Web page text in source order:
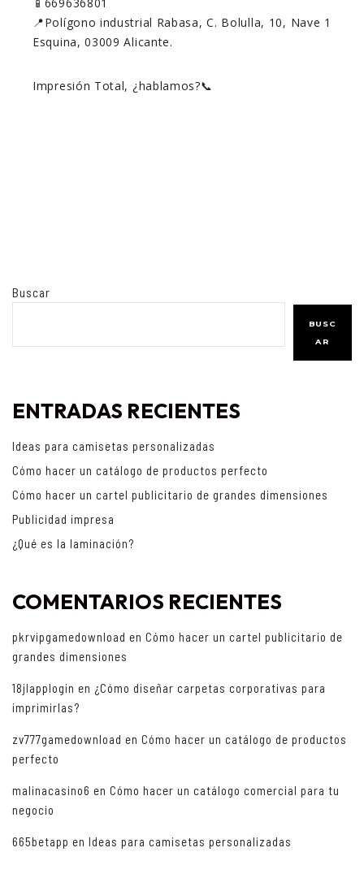
📍Polígono industrial Rabasa, C. Bolulla, 10, Nave 1
Esquina, 03009 Alicante.
Impresión Total, ¿hablamos?📞
Buscar
BUSC
AR
ENTRADAS RECIENTES
Ideas para camisetas personalizadas
Cómo hacer un catálogo de productos perfecto
Cómo hacer un cartel publicitario de grandes dimensiones
Publicidad impresa
¿Qué es la laminación?
COMENTARIOS RECIENTES
pkrvipgamedownload en Cómo hacer un cartel publicitario de
grandes dimensiones
18jlapplogin en ¿Cómo diseñar carpetas corporativas para
imprimirlas?
zv777gamedownload en Cómo hacer un catálogo de productos
perfecto
malinacasino6 en Cómo hacer un catálogo comercial para tu
negocio
665betapp en Ideas para camisetas personalizadas